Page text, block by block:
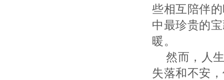
些相互陪伴
中最珍贵的
暖。
然而，人
失落和不安